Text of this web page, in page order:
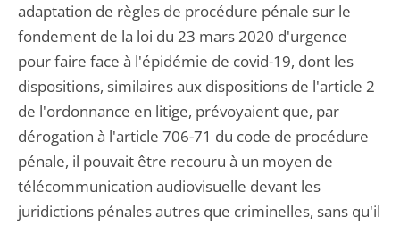
adaptation de règles de procédure pénale sur le
fondement de la loi du 23 mars 2020 d'urgence
pour faire face à l'épidémie de covid-19, dont les
dispositions, similaires aux dispositions de l'article 2
de l'ordonnance en litige, prévoyaient que, par
dérogation à l'article 706-71 du code de procédure
pénale, il pouvait être recouru à un moyen de
télécommunication audiovisuelle devant les
juridictions pénales autres que criminelles, sans qu'il